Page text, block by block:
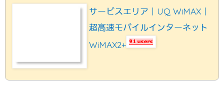
サービスエリア｜UQ WiMAX｜
超高速モバイルインターネット
WiMAX2+